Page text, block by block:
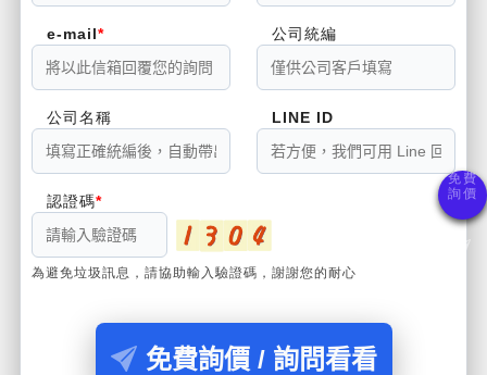
e-mail 公司統編
公司名稱 LINE ID
認證碼
為避免垃圾訊息，請協助輸入驗證碼，謝謝您的耐心
免費詢價 / 詢問看看